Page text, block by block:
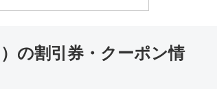
の割引券・クーポン情